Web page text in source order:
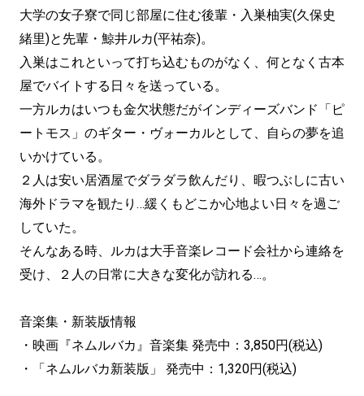
大学の女子寮で同じ部屋に住む後輩・入巣柚実(久保史
緒里)と先輩・鯨井ルカ(平祐奈)。
入巣はこれといって打ち込むものがなく、何となく古本
屋でバイトする日々を送っている。
一方ルカはいつも金欠状態だがインディーズバンド「ピ
ートモス」のギター・ヴォーカルとして、自らの夢を追
いかけている。
２人は安い居酒屋でダラダラ飲んだり、暇つぶしに古い
海外ドラマを観たり…緩くもどこか心地よい日々を過ご
していた。
そんなある時、ルカは大手音楽レコード会社から連絡を
受け、２人の日常に大きな変化が訪れる…。
音楽集・新装版情報
・映画『ネムルバカ』音楽集 発売中：3,850円(税込)
・「ネムルバカ新装版」 発売中：1,320円(税込)